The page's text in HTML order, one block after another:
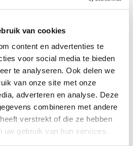
van cookies
content en advertenties te
voor social media te bieden
te analyseren. Ook delen we
van onze site met onze
adverteren en analyse. Deze
combineren met andere
verstrekt of die ze hebben
uw gebruik van hun services.
beloning om weer in
naar Nieuwegein en
waar alles op en top
in 2022 dus wat ons te wachten
een puik stukje werk geleverd.